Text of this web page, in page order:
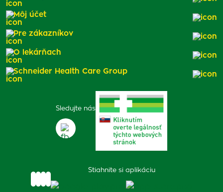
Sledujte nás
Stiahnite si aplikáciu
Môj účet
Pre zákazníkov
O lekárňach
Schneider Health Care Group